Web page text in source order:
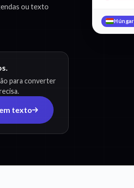
ou texto
para converter
texto